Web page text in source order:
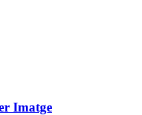
Imatge